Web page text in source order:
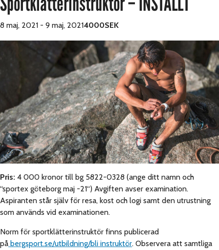
8 maj, 2021 - 9 maj, 20214000SEK
Pris: 4 000 kronor till bg 5822-0328 (ange ditt namn och
“sportex göteborg maj -21“) Avgiften avser examination.
Aspiranten står själv för resa, kost och logi samt den utrustning
som används vid examinationen.
Norm för sportklätterinstruktör finns publicerad
på bergsport.se/utbildning/bli instruktör. Observera att samtliga